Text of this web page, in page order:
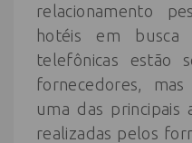
relacionamento
hotéis em
telefônicas estão
fornecedores,
uma das principais
realizadas pelos